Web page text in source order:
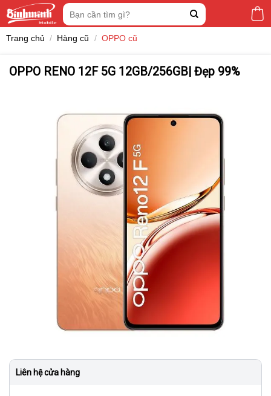
Tìm
kiếm:
Trang chủ / Hàng cũ / OPPO cũ
OPPO RENO 12F 5G 12GB/256GB| Đẹp 99%
Liên hệ cửa hàng